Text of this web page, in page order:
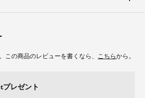
ルエットを綺麗にキープします。
この商品のレビューを書くなら、 こちらから。
プレゼント